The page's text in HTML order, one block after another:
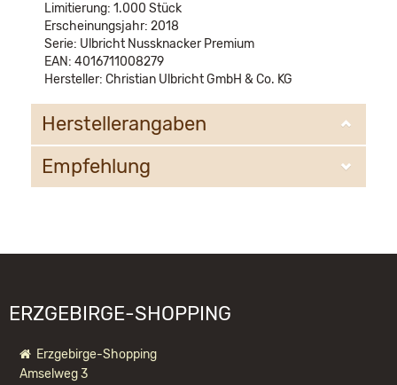
Limitierung: 1.000 Stück
Erscheinungsjahr: 2018
Serie: Ulbricht Nussknacker Premium
EAN: 4016711008279
Hersteller: Christian Ulbricht GmbH & Co. KG
Herstellerangaben
Christian Ulbricht GmbH & Co. KG
Empfehlung
ERZGEBIRGE-SHOPPING
Erzgebirge-Shopping
Amselweg 3